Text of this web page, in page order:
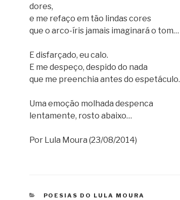
dores,
e me refaço em tão lindas cores
que o arco-íris jamais imaginará o tom…
E disfarçado, eu calo.
E me despeço, despido do nada
que me preenchia antes do espetáculo.
Uma emoção molhada despenca
lentamente, rosto abaixo…
Por Lula Moura (23/08/2014)
CATEGORIAS
POESIAS DO LULA MOURA